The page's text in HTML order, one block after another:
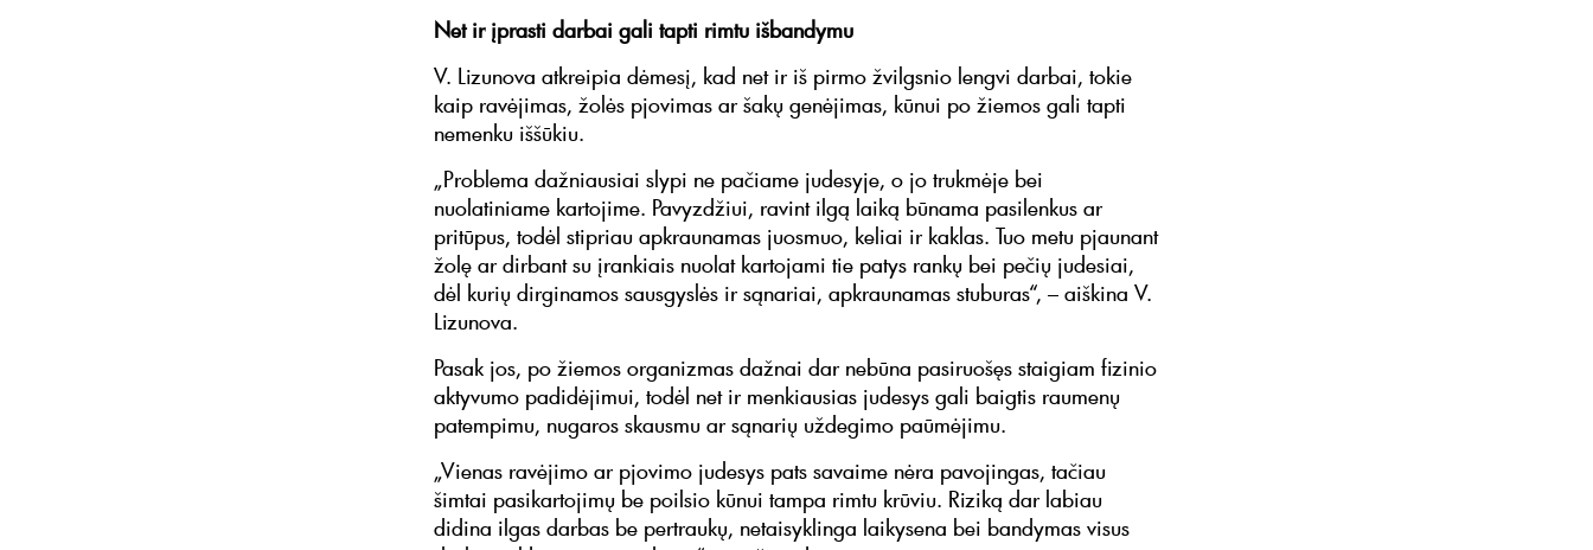
Net ir įprasti darbai gali tapti rimtu išbandymu
V. Lizunova atkreipia dėmesį, kad net ir iš pirmo žvilgsnio lengvi darbai, tokie
kaip ravėjimas, žolės pjovimas ar šakų genėjimas, kūnui po žiemos gali tapti
nemenku iššūkiu.
„Problema dažniausiai slypi ne pačiame judesyje, o jo trukmėje bei
nuolatiniame kartojime. Pavyzdžiui, ravint ilgą laiką būnama pasilenkus ar
pritūpus, todėl stipriau apkraunamas juosmuo, keliai ir kaklas. Tuo metu pjaunant
žolę ar dirbant su įrankiais nuolat kartojami tie patys rankų bei pečių judesiai,
dėl kurių dirginamos sausgyslės ir sąnariai, apkraunamas stuburas“, – aiškina V.
Lizunova.
Pasak jos, po žiemos organizmas dažnai dar nebūna pasiruošęs staigiam fizinio
aktyvumo padidėjimui, todėl net ir menkiausias judesys gali baigtis raumenų
patempimu, nugaros skausmu ar sąnarių uždegimo paūmėjimu.
„Vienas ravėjimo ar pjovimo judesys pats savaime nėra pavojingas, tačiau
šimtai pasikartojimų be poilsio kūnui tampa rimtu krūviu. Riziką dar labiau
didina ilgas darbas be pertraukų, netaisyklinga laikysena bei bandymas visus